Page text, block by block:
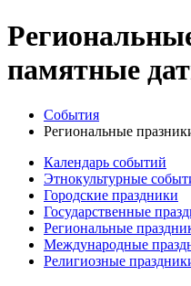
памятные
События
Региональные
Календарь событий
Этнокультурные
Городские праздники
Государственные
Региональные
Международные
Религиозные